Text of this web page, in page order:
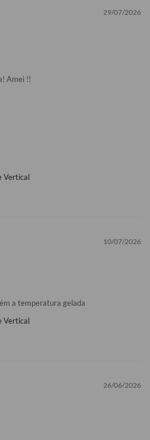
29/07/2026
Amei !!
Vertical
10/07/2026
a temperatura gelada
Vertical
26/06/2026